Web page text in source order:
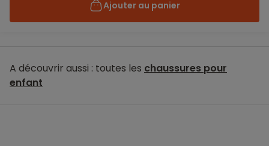
Ajouter au panier
A découvrir aussi : toutes les chaussures pour
enfant